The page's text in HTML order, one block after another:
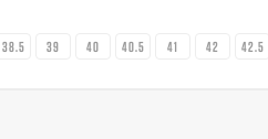
38.5 39 40 40.5 41 42 42.5